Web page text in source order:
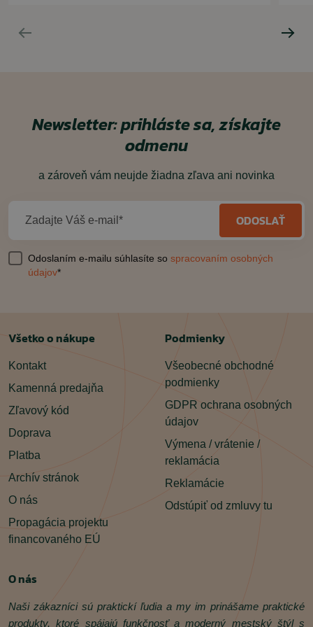
Newsletter: prihláste sa, získajte
odmenu
a zároveň vám neujde žiadna zľava ani novinka
Zadajte Váš e-mail* ODOSLAŤ
Odoslaním e-mailu súhlasíte so spracovaním osobných
údajov*
Všetko o nákupe
Kontakt
Kamenná predajňa
Zľavový kód
Doprava
Platba
Archív stránok
O nás
Propagácia projektu
financovaného EÚ
Podmienky
Všeobecné obchodné
podmienky
GDPR ochrana osobných
údajov
Výmena / vrátenie /
reklamácia
Reklamácie
Odstúpiť od zmluvy tu
O nás
Naši zákazníci sú praktickí ľudia a my im prinášame praktické
produkty, ktoré spájajú funkčnosť a moderný mestský štýl s